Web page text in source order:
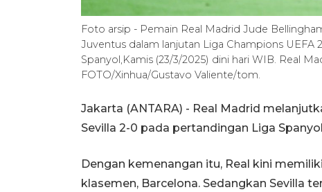
Foto arsip - Pemain Real Madrid Jude
Juventus dalam lanjutan Liga Champions UEFA
Spanyol,Kamis (23/3/2025) dini hari WIB. Real
FOTO/Xinhua/Gustavo Valiente/tom.
Jakarta (ANTARA) - Real Madrid
Sevilla 2-0 pada pertandingan Liga
Dengan kemenangan itu, Real kini
klasemen, Barcelona. Sedangkan Sevilla